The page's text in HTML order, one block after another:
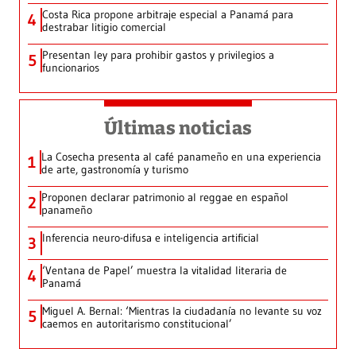
4 Costa Rica propone arbitraje especial a Panamá para
destrabar litigio comercial
5 Presentan ley para prohibir gastos y privilegios a
funcionarios
Últimas noticias
1 La Cosecha presenta al café panameño en una experiencia
de arte, gastronomía y turismo
2 Proponen declarar patrimonio al reggae en español
panameño
3 Inferencia neuro-difusa e inteligencia artificial
4 ‘Ventana de Papel’ muestra la vitalidad literaria de
Panamá
5 Miguel A. Bernal: ‘Mientras la ciudadanía no levante su voz
caemos en autoritarismo constitucional’